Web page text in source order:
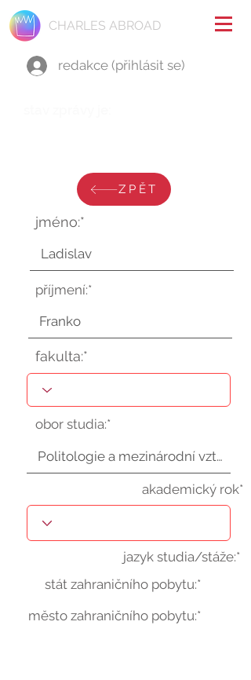
CHARLES ABROAD
redakce (přihlásit se)
ZPĚT
jméno:*
příjmení:*
fakulta:*
obor studia:*
akademický rok*
jazyk studia/stáže:*
stát zahraničního pobytu:*
město zahraničního pobytu:*